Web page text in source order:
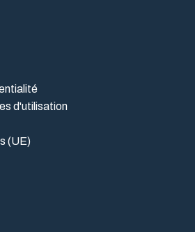
d'utilisation
(UE)